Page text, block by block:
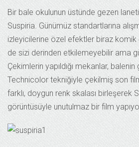
Bir bale okulunun üstünde gezen
Suspiria. Günümüz standartlarına
izleyicilerine özel efektler biraz komik
de sizi derinden etkilemeyebilir ama
Çekimlerin yapıldığı mekanlar,
Technicolor tekniğiyle çekilmiş son
farklı, doygun renk skalası birleşerek
görüntüsüyle unutulmaz bir film